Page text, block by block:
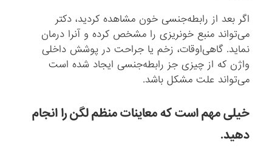
اگر بعد از رابطه‌جنسی خون مشاهده کردید، دکتر
می‌تواند منبع خونریزی را مشخص کرده و آنرا درمان
نماید. گاهی‌اوقات، زخم یا جراحت در پوشش داخلی
واژن که از چیزی جز رابطه‌جنسی ایجاد شده است
می‌تواند علت مشکل باشد.
خیلی مهم است که معاینات منظم لگن را انجام
دهید.